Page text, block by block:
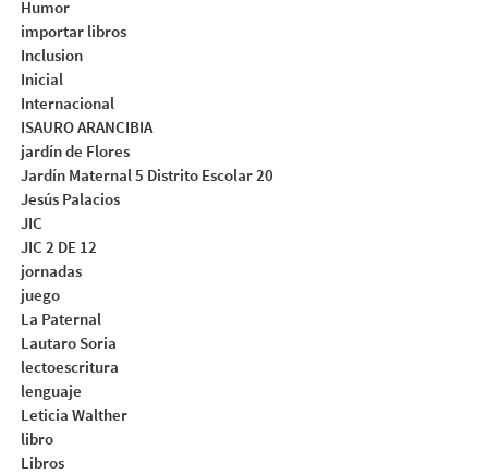
Humor
importar libros
Inclusion
Inicial
Internacional
ISAURO ARANCIBIA
jardín de Flores
Jardín Maternal 5 Distrito Escolar 20
Jesús Palacios
JIC
JIC 2 DE 12
jornadas
juego
La Paternal
Lautaro Soria
lectoescritura
lenguaje
Leticia Walther
libro
Libros